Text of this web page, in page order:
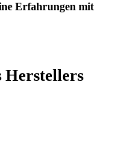
Erfahrungen mit
Herstellers